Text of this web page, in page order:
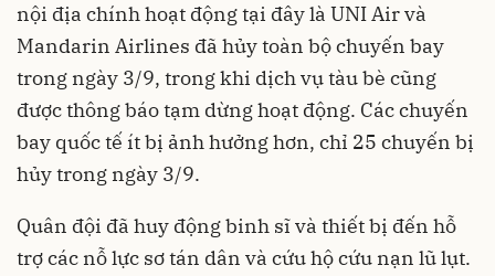
nội địa chính hoạt động tại đây là UNI Air và
Mandarin Airlines đã hủy toàn bộ chuyến bay
trong ngày 3/9, trong khi dịch vụ tàu bè cũng
được thông báo tạm dừng hoạt động. Các chuyến
bay quốc tế ít bị ảnh hưởng hơn, chỉ 25 chuyến bị
hủy trong ngày 3/9.
Quân đội đã huy động binh sĩ và thiết bị đến hỗ
trợ các nỗ lực sơ tán dân và cứu hộ cứu nạn lũ lụt.